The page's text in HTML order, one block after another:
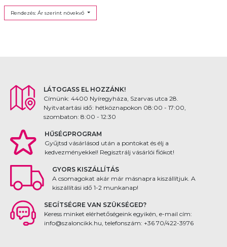
Rendezés: Ár szerint növekvő
LÁTOGASS EL HOZZÁNK!
Címünk: 4400 Nyíregyháza, Szarvas utca 28.
Nyitvatartási idő: hétköznapokon 08:00 - 17:00,
szombaton: 8:00 - 12:30
HŰSÉGPROGRAM
Gyűjtsd vásárlásod után a pontokat és élj a
kedvezményekkel! Regisztrálj vásárlói fiókot!
GYORS KISZÁLLÍTÁS
A csomagokat akár már másnapra kiszállítjuk. A
kiszállítási idő 1-2 munkanap!
SEGÍTSÉGRE VAN SZÜKSÉGED?
Keress minket elérhetőségeink egyikén, e-mail cím:
info@szaloncikk.hu, telefonszám: +36 70/422-3976